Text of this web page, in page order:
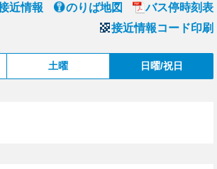
近情報 のりば地図
バス停時刻表
接近情報コード印刷
土曜 日曜/祝日